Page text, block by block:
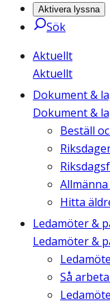
Aktivera lyssna
Sök
Aktuellt
Aktuellt
Dokument &
Dokument &
Beställ
Hitta
Ledamöter &
Ledamöter &
Så